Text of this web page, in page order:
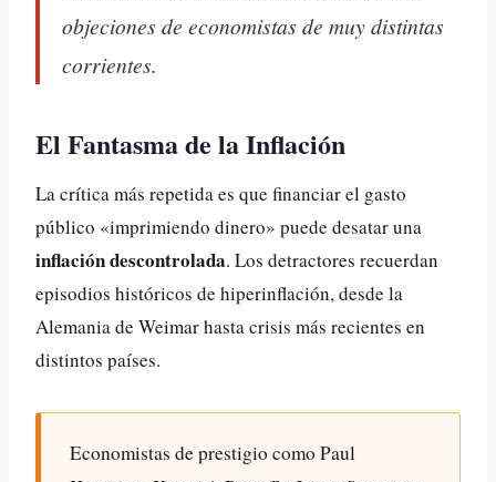
objeciones de economistas de muy distintas
corrientes.
El Fantasma de la Inflación
La crítica más repetida es que financiar el gasto
público «imprimiendo dinero» puede desatar una
inflación descontrolada. Los detractores recuerdan
episodios históricos de hiperinflación, desde la
Alemania de Weimar hasta crisis más recientes en
distintos países.
Economistas de prestigio como Paul